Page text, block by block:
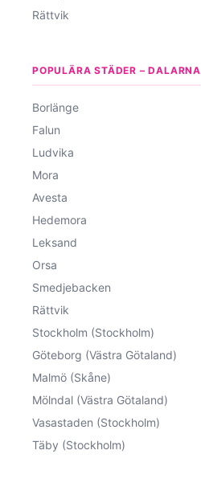
Rättvik
POPULÄRA STÄDER – DALARNA
Borlänge
Falun
Ludvika
Mora
Avesta
Hedemora
Leksand
Orsa
Smedjebacken
Rättvik
Stockholm (Stockholm)
Göteborg (Västra Götaland)
Malmö (Skåne)
Mölndal (Västra Götaland)
Vasastaden (Stockholm)
Täby (Stockholm)